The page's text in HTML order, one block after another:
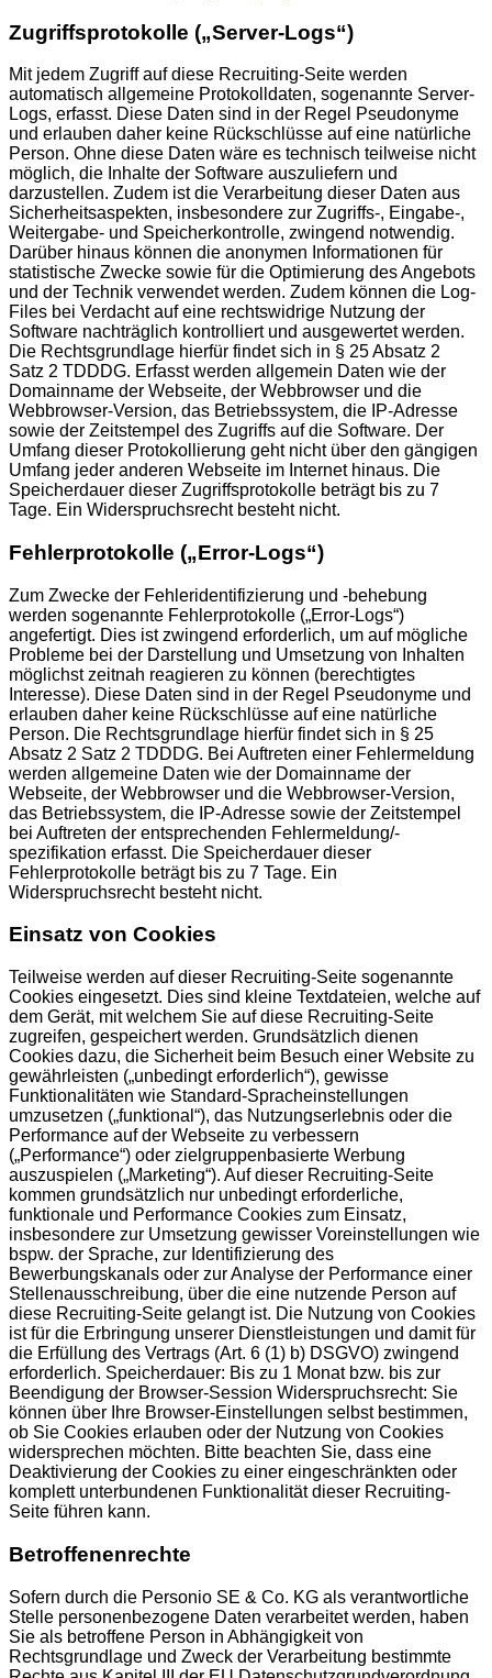
Zugriffsprotokolle („Server-Logs“)
Mit jedem Zugriff auf diese Recruiting-Seite werden
automatisch allgemeine Protokolldaten, sogenannte Server-
Logs, erfasst. Diese Daten sind in der Regel Pseudonyme
und erlauben daher keine Rückschlüsse auf eine natürliche
Person. Ohne diese Daten wäre es technisch teilweise nicht
möglich, die Inhalte der Software auszuliefern und
darzustellen. Zudem ist die Verarbeitung dieser Daten aus
Sicherheitsaspekten, insbesondere zur Zugriffs-, Eingabe-,
Weitergabe- und Speicherkontrolle, zwingend notwendig.
Darüber hinaus können die anonymen Informationen für
statistische Zwecke sowie für die Optimierung des Angebots
und der Technik verwendet werden. Zudem können die Log-
Files bei Verdacht auf eine rechtswidrige Nutzung der
Software nachträglich kontrolliert und ausgewertet werden.
Die Rechtsgrundlage hierfür findet sich in § 25 Absatz 2
Satz 2 TDDDG. Erfasst werden allgemein Daten wie der
Domainname der Webseite, der Webbrowser und die
Webbrowser-Version, das Betriebssystem, die IP-Adresse
sowie der Zeitstempel des Zugriffs auf die Software. Der
Umfang dieser Protokollierung geht nicht über den gängigen
Umfang jeder anderen Webseite im Internet hinaus. Die
Speicherdauer dieser Zugriffsprotokolle beträgt bis zu 7
Tage. Ein Widerspruchsrecht besteht nicht.
Fehlerprotokolle („Error-Logs“)
Zum Zwecke der Fehleridentifizierung und -behebung
werden sogenannte Fehlerprotokolle („Error-Logs“)
angefertigt. Dies ist zwingend erforderlich, um auf mögliche
Probleme bei der Darstellung und Umsetzung von Inhalten
möglichst zeitnah reagieren zu können (berechtigtes
Interesse). Diese Daten sind in der Regel Pseudonyme und
erlauben daher keine Rückschlüsse auf eine natürliche
Person. Die Rechtsgrundlage hierfür findet sich in § 25
Absatz 2 Satz 2 TDDDG. Bei Auftreten einer Fehlermeldung
werden allgemeine Daten wie der Domainname der
Webseite, der Webbrowser und die Webbrowser-Version,
das Betriebssystem, die IP-Adresse sowie der Zeitstempel
bei Auftreten der entsprechenden Fehlermeldung/-
spezifikation erfasst. Die Speicherdauer dieser
Fehlerprotokolle beträgt bis zu 7 Tage. Ein
Widerspruchsrecht besteht nicht.
Einsatz von Cookies
Teilweise werden auf dieser Recruiting-Seite sogenannte
Cookies eingesetzt. Dies sind kleine Textdateien, welche auf
dem Gerät, mit welchem Sie auf diese Recruiting-Seite
zugreifen, gespeichert werden. Grundsätzlich dienen
Cookies dazu, die Sicherheit beim Besuch einer Website zu
gewährleisten („unbedingt erforderlich“), gewisse
Funktionalitäten wie Standard-Spracheinstellungen
umzusetzen („funktional“), das Nutzungserlebnis oder die
Performance auf der Webseite zu verbessern
(„Performance“) oder zielgruppenbasierte Werbung
auszuspielen („Marketing“). Auf dieser Recruiting-Seite
kommen grundsätzlich nur unbedingt erforderliche,
funktionale und Performance Cookies zum Einsatz,
insbesondere zur Umsetzung gewisser Voreinstellungen wie
bspw. der Sprache, zur Identifizierung des
Bewerbungskanals oder zur Analyse der Performance einer
Stellenausschreibung, über die eine nutzende Person auf
diese Recruiting-Seite gelangt ist. Die Nutzung von Cookies
ist für die Erbringung unserer Dienstleistungen und damit für
die Erfüllung des Vertrags (Art. 6 (1) b) DSGVO) zwingend
erforderlich. Speicherdauer: Bis zu 1 Monat bzw. bis zur
Beendigung der Browser-Session Widerspruchsrecht: Sie
können über Ihre Browser-Einstellungen selbst bestimmen,
ob Sie Cookies erlauben oder der Nutzung von Cookies
widersprechen möchten. Bitte beachten Sie, dass eine
Deaktivierung der Cookies zu einer eingeschränkten oder
komplett unterbundenen Funktionalität dieser Recruiting-
Seite führen kann.
Betroffenenrechte
Sofern durch die Personio SE & Co. KG als verantwortliche
Stelle personenbezogene Daten verarbeitet werden, haben
Sie als betroffene Person in Abhängigkeit von
Rechtsgrundlage und Zweck der Verarbeitung bestimmte